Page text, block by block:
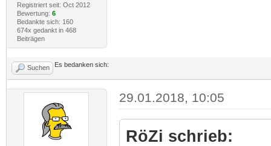
Registriert seit: Oct 2012
Bewertung: 6
Bedankte sich: 160
674x gedankt in 468
Beiträgen
Suchen Es bedanken sich:
29.01.2018, 10:05
RöZi schrieb: